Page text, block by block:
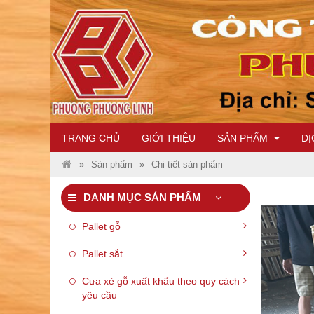
TRANG CHỦ GIỚI THIỆU SẢN PHẨM
EN
Sản phẩm Chi tiết sản phẩm
DANH MỤC SẢN PHẨM
Pallet gỗ
Pallet sắt
Cưa xẻ gỗ xuất khẩu theo quy cách
yêu cầu
PALLET SẮT 01
PALLET GỖ 06